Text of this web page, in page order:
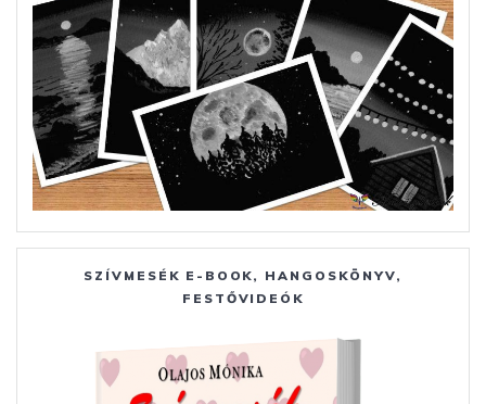
SZÍVMESÉK E-BOOK, HANGOSKÖNYV,
FESTŐVIDEÓK